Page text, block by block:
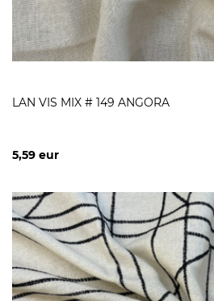
LAN VIS MIX # 149 ANGORA
5,59 eur